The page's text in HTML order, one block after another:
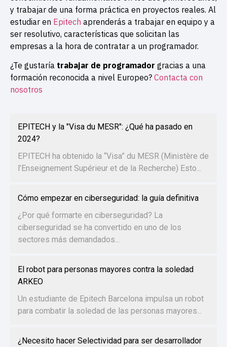
y trabajar de una forma práctica en proyectos reales. Al
estudiar en Epitech aprenderás a trabajar en equipo y a
ser resolutivo, características que solicitan las
empresas a la hora de contratar a un programador.
¿Te gustaría trabajar de programador gracias a una
formación reconocida a nivel Europeo? Contacta con
nosotros
EPITECH y la "Visa du MESR": ¿Qué ha pasado en
2024?
EPITECH ha obtenido la “Visa” du MESR (Ministère de
l’Enseignement Supérieur et de la Recherche) Esto...
Cómo empezar en ciberseguridad: la guía definitiva
¿Por qué formarte en ciberseguridad? La
ciberseguridad se ha convertido en uno de los
sectores más demandados...
El robot para personas mayores contra la soledad
ARKEO
Un estudiante de Epitech Barcelona impulsa un robot
para combatir la soledad de las personas mayores...
¿Necesito hacer Selectividad para ser desarrollador